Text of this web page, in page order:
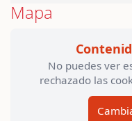
Mapa
No puedes ver
rechazado las